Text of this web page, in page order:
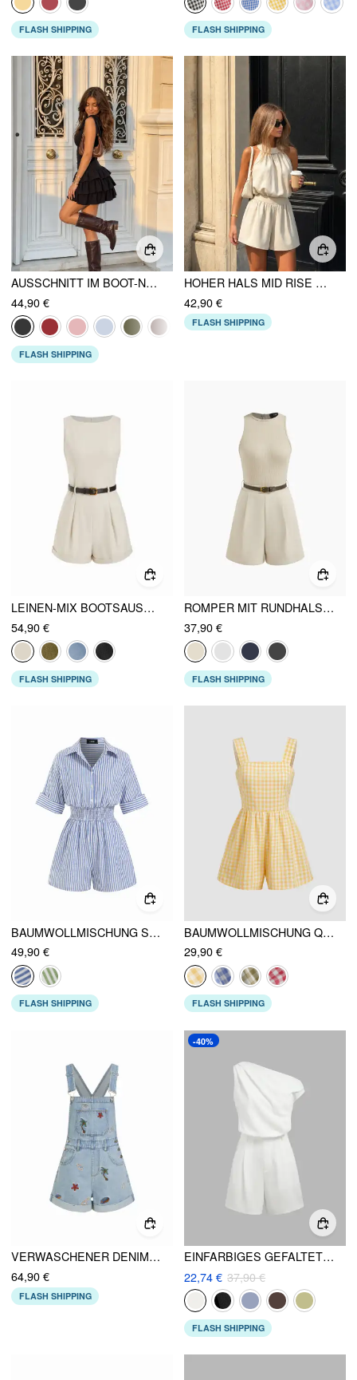
FLASH SHIPPING FLASH SHIPPING
AUSSCHNITT IM BOOT-NECK-STIL, GERAFFTER RÜSCHENROCK AM SAUM, GESCHICHTETER MICRO-ROMPER
44,90 €
FLASH SHIPPING
HOHER HALS MID RISE RAFFUNG STRAMPLER
42,90 €
FLASH SHIPPING
LEINEN-MIX BOOTSAUSCHNITT MID-RISE STRAMPLER MIT GÜRTEL
54,90 €
FLASH SHIPPING
ROMPER MIT RUNDHALSAUSSCHNITT UND TASCHE INKLUSIVE GÜRTEL
37,90 €
FLASH SHIPPING
BAUMWOLLMISCHUNG STREIFENKRAGEN GEKRÄUSELTE TAILLE STRAMPLER
49,90 €
FLASH SHIPPING
BAUMWOLLMISCHUNG QUADRATISCHER AUSSCHNITT GINGHAM SCHLEIFE STRAMPLER
29,90 €
FLASH SHIPPING
VERWASCHENER DENIM-STICKEREI MID RISE METAL DETAIL ÜBERGROSSE SHORT OVERALLS
64,90 €
FLASH SHIPPING
-40%
EINFARBIGES GEFALTETES STRAMPLER MIT ASYMMETRISCHER HALSLINIE
22,74 € 37,90 €
FLASH SHIPPING